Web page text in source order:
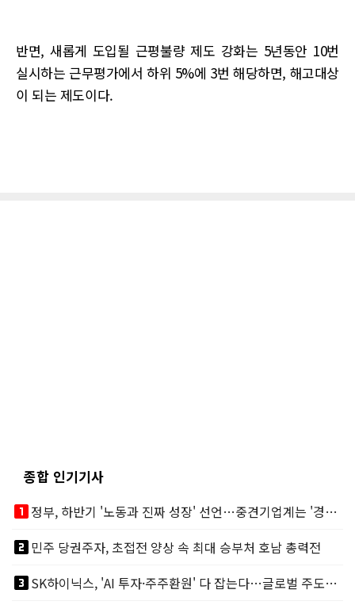
반면, 새롭게 도입될 근평불량 제도 강화는 5년동안 10번
실시하는 근무평가에서 하위 5%에 3번 해당하면, 해고대상
이 되는 제도이다.
종합 인기기사
looks_one
정부, 하반기 '노동과 진짜 성장' 선언…중견기업계는 '경영 불확실성' 우려
looks_two민주 당권주자, 초접전 양상 속 최대 승부처 호남 총력전
looks_3
SK하이닉스, 'AI 투자·주주환원' 다 잡는다…글로벌 주도권 굳히기